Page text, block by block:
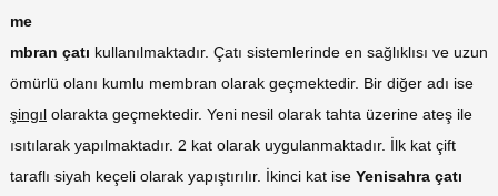
me
mbran çatı kullanılmaktadır. Çatı sistemlerinde en sağlıklısı ve uzun
ömürlü olanı kumlu membran olarak geçmektedir. Bir diğer adı ise
şingıl olarakta geçmektedir. Yeni nesil olarak tahta üzerine ateş ile
ısıtılarak yapılmaktadır. 2 kat olarak uygulanmaktadır. İlk kat çift
taraflı siyah keçeli olarak yapıştırılır. İkinci kat ise Yenisahra çatı